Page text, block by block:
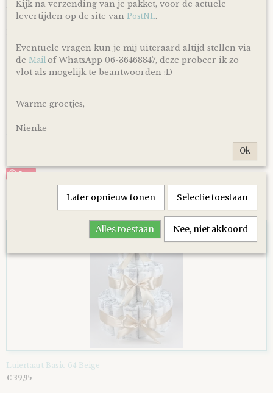
Uiteraard is rechtstreeks verzending naar de kersverse
ouders (to be) ook mogelijk! En voor de persoonlijke touch
kan je een eigen wens of berichtje aan de ouders (to be)
achterlaten in het opmerkingen veld bij het bestellen en
zorg ik ervoor dat er een kaartje toegevoegd wordt aan je
cadeau!
de dienstregeling van PostNL. Kijk voor de actuele
Save
Ook interessant
Luiertaart Basic 64 Beige
€ 39,95
Kijk na verzending van je pakket, voor de actuele
levertijden op de site van PostNL.
Eventuele vragen kun je mij uiteraard altijd stellen via
de Mail of WhatsApp 06-36468847, deze probeer ik zo
vlot als mogelijk te beantwoorden :D
Warme groetjes,
Nienke
Ok
Later opnieuw tonen Selectie toestaan
Alles toestaan Nee, niet akkoord